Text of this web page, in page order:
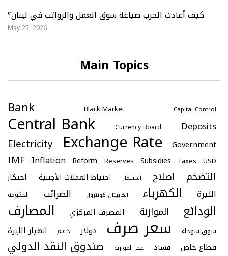
كيف أعادت الحرب صياغة سوق العمل والرواتب في لبنان؟
May 25, 2026
Main Topics
Bank
Black Market Capital Control
Central Bank Currency Board Deposits
Electricity Exchange Rate Government
IMF Inflation Reform Reserves Subsidies Taxes USD
احتكار احتياط العملات الأجنبية استثمار اصلاح التضخم
الحكومة الضرائب الكابيتال كونترول الكهرباء الليرة
المصارف المصرف المركزي الموازنة الودائع
انهيار الليرة دعم دولار سعر صرف سوق سوداء
صندوق النقد الدولي عجز الموازنة فساد قطاع خاص